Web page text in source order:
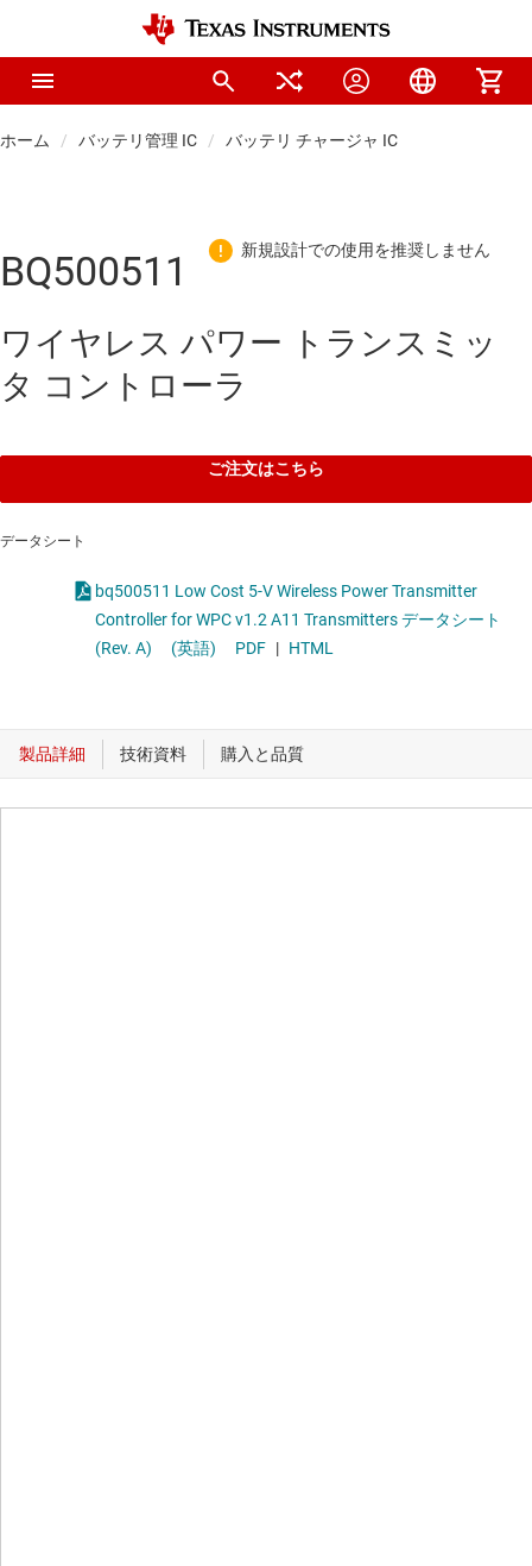
ホーム バッテリ管理 IC バッテリ チャージャ IC
BQ500511
ワイヤレス パワー トランスミッ
タ コントローラ
ご注文はこちら
データシート
bq500511 Low Cost 5-V Wireless Power Transmitter
Controller for WPC v1.2 A11 Transmitters データシート
(Rev. A)
(英語) PDF | HTML